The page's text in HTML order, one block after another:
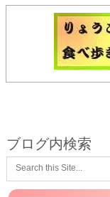
ブログ内検索